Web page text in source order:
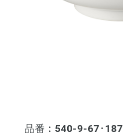
品番 : 540-9-67･187